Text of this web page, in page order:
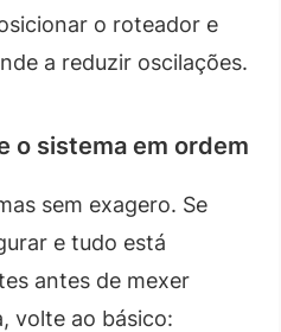
o roteador e
a reduzir oscilações.
o sistema em ordem
sem exagero. Se
e tudo está
antes de mexer
volte ao básico: